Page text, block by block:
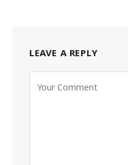
LEAVE A REPLY